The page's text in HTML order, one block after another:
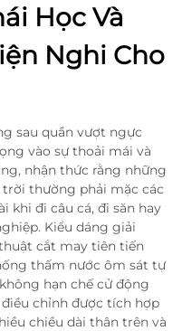
Học Và
Nghi Cho
sau quần vượt ngực
vào sự thoải mái và
nhận thức rằng những
thường phải mặc các
khi đi câu cá, đi săn hay
Kiểu dáng giải
cắt may tiên tiến
thấm nước ôm sát tự
hạn chế cử động
chỉnh được tích hợp
chiều dài thân trên và